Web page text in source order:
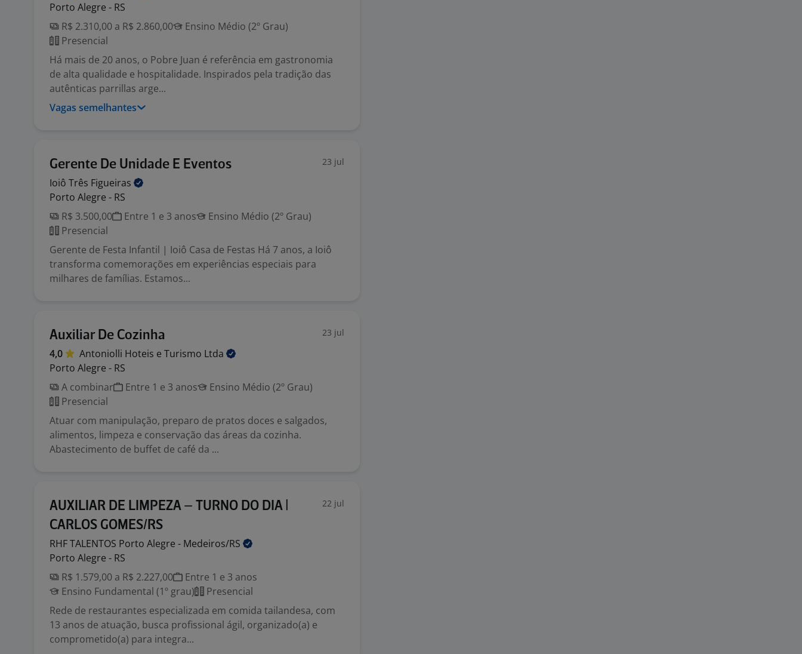
Porto Alegre - RS
R$ 2.310,00 a R$ 2.860,00
Ensino Médio (2º Grau)
Presencial
Há mais de 20 anos, o Pobre Juan é referência em gastronomia
de alta qualidade e hospitalidade. Inspirados pela tradição das
autênticas parrillas arge...
Vagas semelhantes
Gerente De Unidade E Eventos 23 jul
Ioiô Três Figueiras
Porto Alegre - RS
R$ 3.500,00
Entre 1 e 3 anos
Ensino Médio (2º Grau)
Presencial
Gerente de Festa Infantil | Ioiô Casa de Festas Há 7 anos, a Ioiô
transforma comemorações em experiências especiais para
milhares de famílias. Estamos...
Auxiliar De Cozinha 23 jul
4,0 Antoniolli Hoteis e Turismo Ltda
Porto Alegre - RS
A combinar
Entre 1 e 3 anos
Ensino Médio (2º Grau)
Presencial
Atuar com manipulação, preparo de pratos doces e salgados,
alimentos, limpeza e conservação das áreas da cozinha.
Abastecimento de buffet de café da ...
AUXILIAR DE LIMPEZA – TURNO DO DIA |
CARLOS GOMES/RS
22 jul
RHF TALENTOS Porto Alegre - Medeiros/RS
Porto Alegre - RS
R$ 1.579,00 a R$ 2.227,00
Entre 1 e 3 anos
Ensino Fundamental (1º grau)
Presencial
Rede de restaurantes especializada em comida tailandesa, com
13 anos de atuação, busca profissional ágil, organizado(a) e
comprometido(a) para integra...